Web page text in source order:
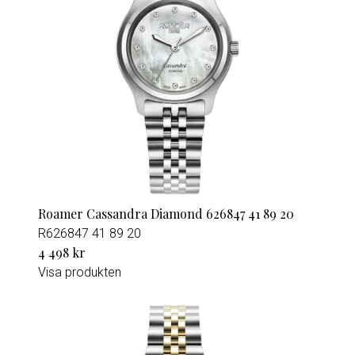
Roamer Cassandra Diamond 626847 41 89 20
R626847 41 89 20
4 498 kr
Visa produkten